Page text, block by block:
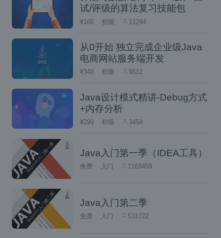
小伙伴们看到，我们从 AService 和 BServic
象，事实上我们的原始代码确实也没有需要代
理的地方。但是，AService 中的 BService
象，按理说 AService 中的 BService 应该和
我们从 Spring 容器中获取到的 BService 一
致，BService 中的 AService 也应该和 Sprin
g 容器中获取到的 AService 一致，但实际
上，两者却并不相同。
试/评级的算法复习技能包
¥166 初级 11244
从0开始 独立完成企业级Java
电商网站服务端开发
¥348 初级 9512
Java设计模式精讲-Debug方式
+内存分析
¥299 初级 3454
Java入门第一季（IDEA工具）
免费 入门 1169459
Java入门第二季
免费 入门 531722